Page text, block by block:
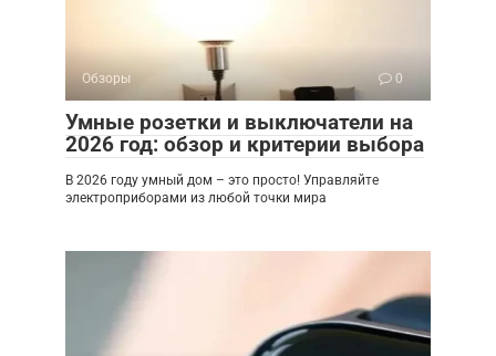
Обзоры 0
Умные розетки и выключатели на
2026 год: обзор и критерии выбора
В 2026 году умный дом – это просто! Управляйте
электроприборами из любой точки мира